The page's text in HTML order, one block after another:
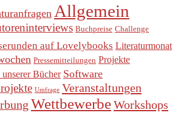
Allgemein
Buchpreise Challenge
auf Lovelybooks Literaturmonat
Pressemitteilungen Projekte
unserer Bücher Software
Umfrage Veranstaltungen
WettbewerbeWorkshops